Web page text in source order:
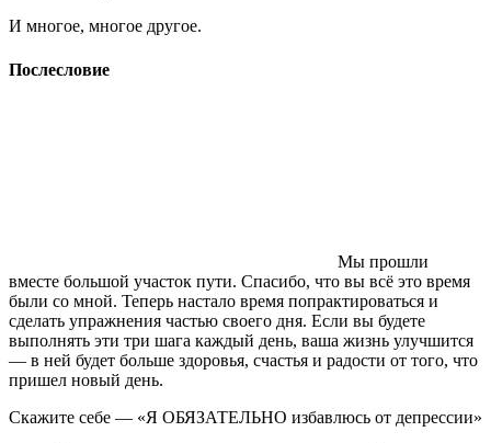
И многое, многое другое.
Послесловие
Мы прошли
вместе большой участок пути. Спасибо, что вы всё это время
были со мной. Теперь настало время попрактироваться и
сделать упражнения частью своего дня. Если вы будете
выполнять эти три шага каждый день, ваша жизнь улучшится
— в ней будет больше здоровья, счастья и радости от того, что
пришел новый день.
Скажите себе — «Я ОБЯЗАТЕЛЬНО избавлюсь от депрессии»